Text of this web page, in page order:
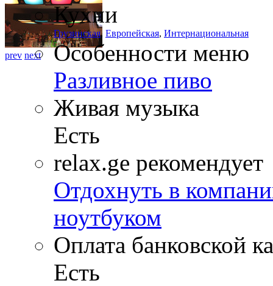
prev next
Кухни
Грузинская, Европейская, Интернациональная
Особенности меню
Разливное пиво
Живая музыка
Есть
relax.ge рекомендует
Отдохнуть в
ноутбуком
Оплата банковской
Есть